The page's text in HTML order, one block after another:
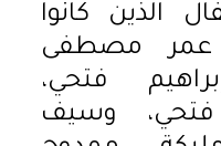
الذين كانوا
عمر مصطفى
فتحي،
وسيف